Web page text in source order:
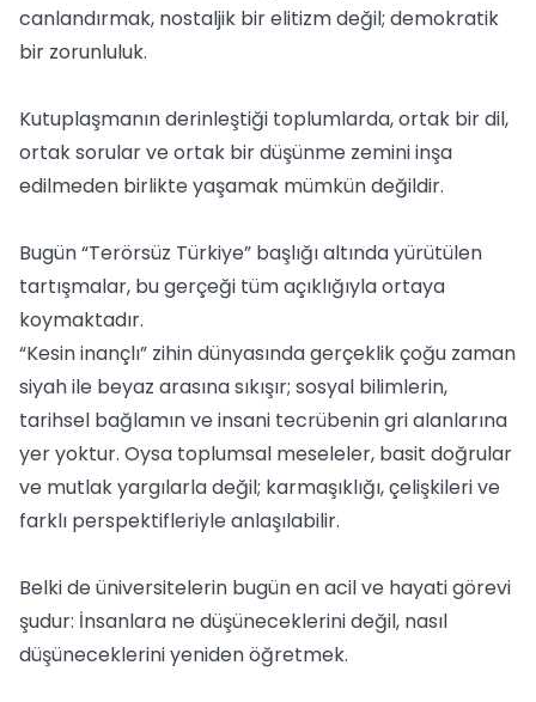
canlandırmak, nostaljik bir elitizm değil; demokratik
bir zorunluluk.
Kutuplaşmanın derinleştiği toplumlarda, ortak bir dil,
ortak sorular ve ortak bir düşünme zemini inşa
edilmeden birlikte yaşamak mümkün değildir.
Bugün “Terörsüz Türkiye” başlığı altında yürütülen
tartışmalar, bu gerçeği tüm açıklığıyla ortaya
koymaktadır.
“Kesin inançlı” zihin dünyasında gerçeklik çoğu zaman
siyah ile beyaz arasına sıkışır; sosyal bilimlerin,
tarihsel bağlamın ve insani tecrübenin gri alanlarına
yer yoktur. Oysa toplumsal meseleler, basit doğrular
ve mutlak yargılarla değil; karmaşıklığı, çelişkileri ve
farklı perspektifleriyle anlaşılabilir.
Belki de üniversitelerin bugün en acil ve hayati görevi
şudur: İnsanlara ne düşüneceklerini değil, nasıl
düşüneceklerini yeniden öğretmek.